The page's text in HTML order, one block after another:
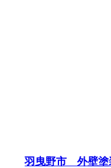
羽曳野市 外壁